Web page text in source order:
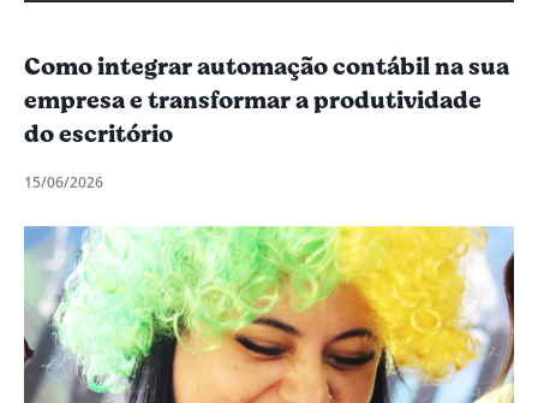
Como integrar automação contábil na sua
empresa e transformar a produtividade
do escritório
15/06/2026